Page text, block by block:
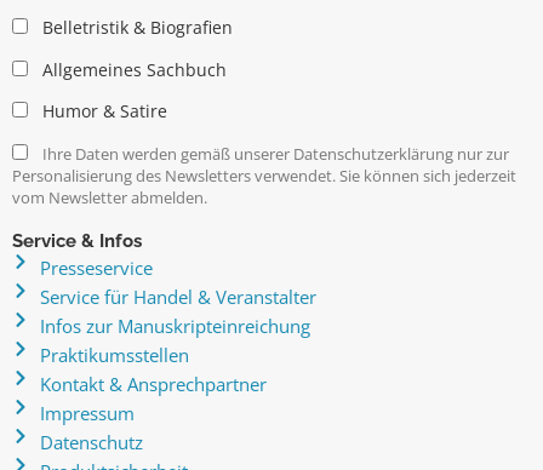
Belletristik & Biografien
Allgemeines Sachbuch
Humor & Satire
Ihre Daten werden gemäß unserer Datenschutzerklärung nur zur
Personalisierung des Newsletters verwendet. Sie können sich jederzeit
vom Newsletter abmelden.
Service & Infos
Presseservice
Service für Handel & Veranstalter
Infos zur Manuskripteinreichung
Praktikumsstellen
Kontakt & Ansprechpartner
Impressum
Datenschutz